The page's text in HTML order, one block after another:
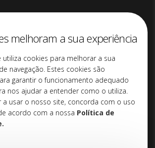
24 R/C Superior
Minho
fixa nacional
melhoram a sua experiência
utiliza cookies para melhorar a sua
navegação. Estes cookies são
garantir o funcionamento adequado
nos ajudar a entender como o utiliza.
a usar o nosso site, concorda com o uso
acordo com a nossa Política de